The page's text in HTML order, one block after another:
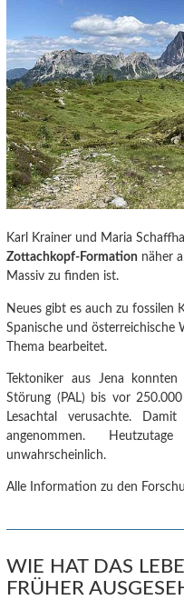
Karl Krainer und Maria
Zottachkopf-Formation näher
Massiv zu finden ist.
Neues gibt es auch zu fossilen
Spanische und österreichische
Thema bearbeitet.
Tektoniker aus Jena konnten
Störung (PAL) bis vor
Lesachtal verusachte.
angenommen.
unwahrscheinlich.
Alle Information zu den
WIE HAT DAS
FRÜHER